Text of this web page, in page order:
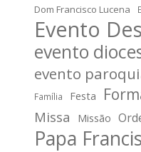
Dom Francisco Lucena
Evento
evento
evento
Família Festa
Missa Missão
Papa